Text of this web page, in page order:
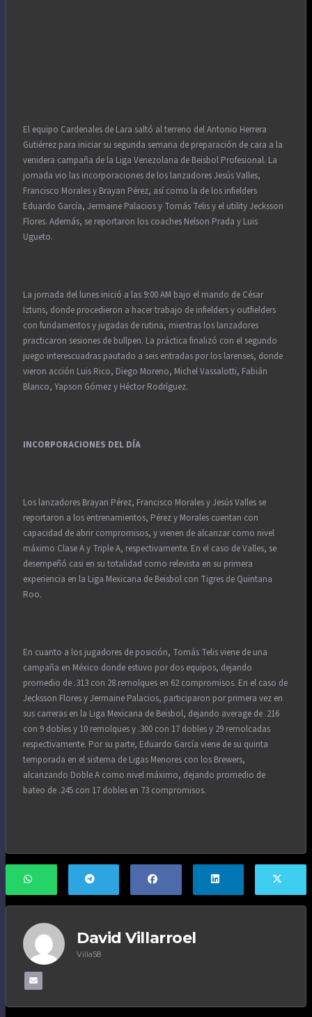
El equipo Cardenales de Lara saltó al terreno del Antonio Herrera
Gutiérrez para iniciar su segunda semana de preparación de cara a la
venidera campaña de la Liga Venezolana de Beisbol Profesional. La
jornada vio las incorporaciones de los lanzadores Jesús Valles,
Francisco Morales y Brayan Pérez, así como la de los infielders
Eduardo García, Jermaine Palacios y Tomás Telis y el utility Jecksson
Flores. Además, se reportaron los coaches Nelson Prada y Luis
Ugueto.
La jornada del lunes inició a las 9:00 AM bajo el mando de César
Izturis, donde procedieron a hacer trabajo de infielders y outfielders
con fundamentos y jugadas de rutina, mientras los lanzadores
practicaron sesiones de bullpen. La práctica finalizó con el segundo
juego interescuadras pautado a seis entradas por los larenses, donde
vieron acción Luis Rico, Diego Moreno, Michel Vassalotti, Fabián
Blanco, Yapson Gómez y Héctor Rodríguez.
INCORPORACIONES DEL DÍA
Los lanzadores Brayan Pérez, Francisco Morales y Jesús Valles se
reportaron a los entrenamientos, Pérez y Morales cuentan con
capacidad de abrir compromisos, y vienen de alcanzar como nivel
máximo Clase A y Triple A, respectivamente. En el caso de Valles, se
desempeñó casi en su totalidad como relevista en su primera
experiencia en la Liga Mexicana de Beisbol con Tigres de Quintana
Roo.
En cuanto a los jugadores de posición, Tomás Telis viene de una
campaña en México donde estuvo por dos equipos, dejando
promedio de .313 con 28 remolques en 62 compromisos. En el caso de
Jecksson Flores y Jermaine Palacios, participaron por primera vez en
sus carreras en la Liga Mexicana de Beisbol, dejando average de .216
con 9 dobles y 10 remolques y .300 con 17 dobles y 29 remolcadas
respectivamente. Por su parte, Eduardo García viene de su quinta
temporada en el sistema de Ligas Menores con los Brewers,
alcanzando Doble A como nivel máximo, dejando promedio de
bateo de .245 con 17 dobles en 73 compromisos.
David Villarroel
Villa58